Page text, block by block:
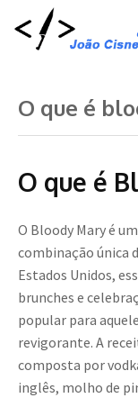
O que é
O que é
O Bloody Mary é
combinação única
Estados Unidos,
brunches e
popular para
revigorante. A
composta por
inglês, molho de